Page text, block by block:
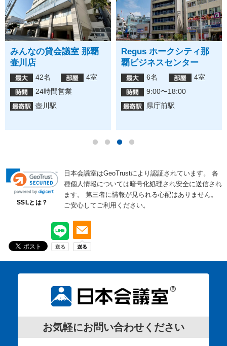
ホークシティ那
ジネスセンター
6名
4室
9:00〜18:00
県庁前駅
Regus COI那覇ビルビジ
ネスセンター
6名
4室
9:00〜18:00
県庁前駅
SSLとは？
日本会議室はGeoTrustにより認証されています。
各
種個人情報については暗号化処理され安全に送信され
ます。
第三者に情報が見られる心配はありません。
ご安心してご利用ください。
お気軽にお問い合わせください